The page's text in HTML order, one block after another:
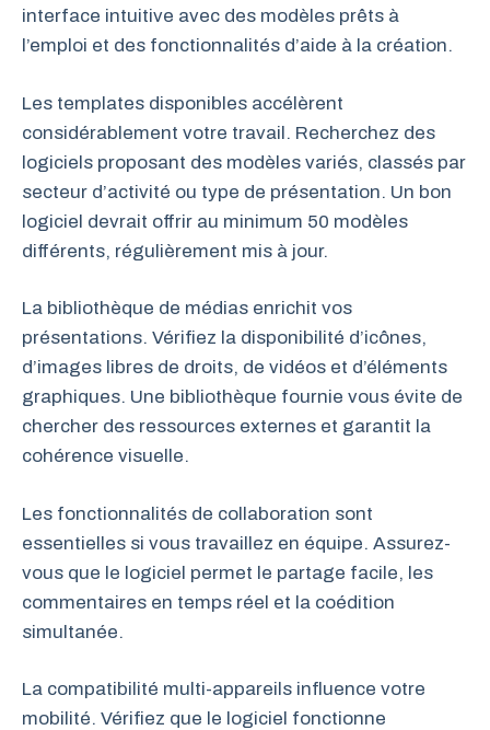
interface intuitive avec des modèles prêts à
l’emploi et des fonctionnalités d’aide à la création.
Les templates disponibles accélèrent
considérablement votre travail. Recherchez des
logiciels proposant des modèles variés, classés par
secteur d’activité ou type de présentation. Un bon
logiciel devrait offrir au minimum 50 modèles
différents, régulièrement mis à jour.
La bibliothèque de médias enrichit vos
présentations. Vérifiez la disponibilité d’icônes,
d’images libres de droits, de vidéos et d’éléments
graphiques. Une bibliothèque fournie vous évite de
chercher des ressources externes et garantit la
cohérence visuelle.
Les fonctionnalités de collaboration sont
essentielles si vous travaillez en équipe. Assurez-
vous que le logiciel permet le partage facile, les
commentaires en temps réel et la coédition
simultanée.
La compatibilité multi-appareils influence votre
mobilité. Vérifiez que le logiciel fonctionne